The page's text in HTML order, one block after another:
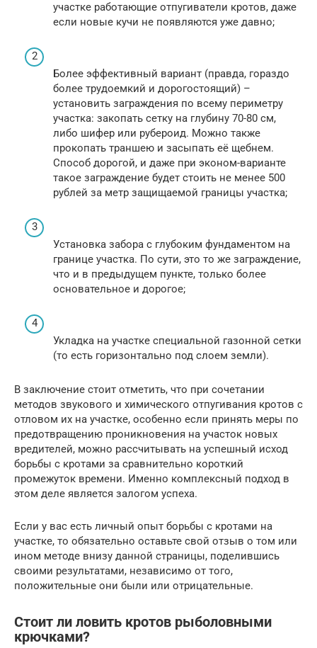
участке работающие отпугиватели кротов, даже
если новые кучи не появляются уже давно;
Более эффективный вариант (правда, гораздо
более трудоемкий и дорогостоящий) –
установить заграждения по всему периметру
участка: закопать сетку на глубину 70-80 см,
либо шифер или рубероид. Можно также
прокопать траншею и засыпать её щебнем.
Способ дорогой, и даже при эконом-варианте
такое заграждение будет стоить не менее 500
рублей за метр защищаемой границы участка;
Установка забора с глубоким фундаментом на
границе участка. По сути, это то же заграждение,
что и в предыдущем пункте, только более
основательное и дорогое;
Укладка на участке специальной газонной сетки
(то есть горизонтально под слоем земли).
В заключение стоит отметить, что при сочетании
методов звукового и химического отпугивания кротов с
отловом их на участке, особенно если принять меры по
предотвращению проникновения на участок новых
вредителей, можно рассчитывать на успешный исход
борьбы с кротами за сравнительно короткий
промежуток времени. Именно комплексный подход в
этом деле является залогом успеха.
Если у вас есть личный опыт борьбы с кротами на
участке, то обязательно оставьте свой отзыв о том или
ином методе внизу данной страницы, поделившись
своими результатами, независимо от того,
положительные они были или отрицательные.
Стоит ли ловить кротов рыболовными
крючками?